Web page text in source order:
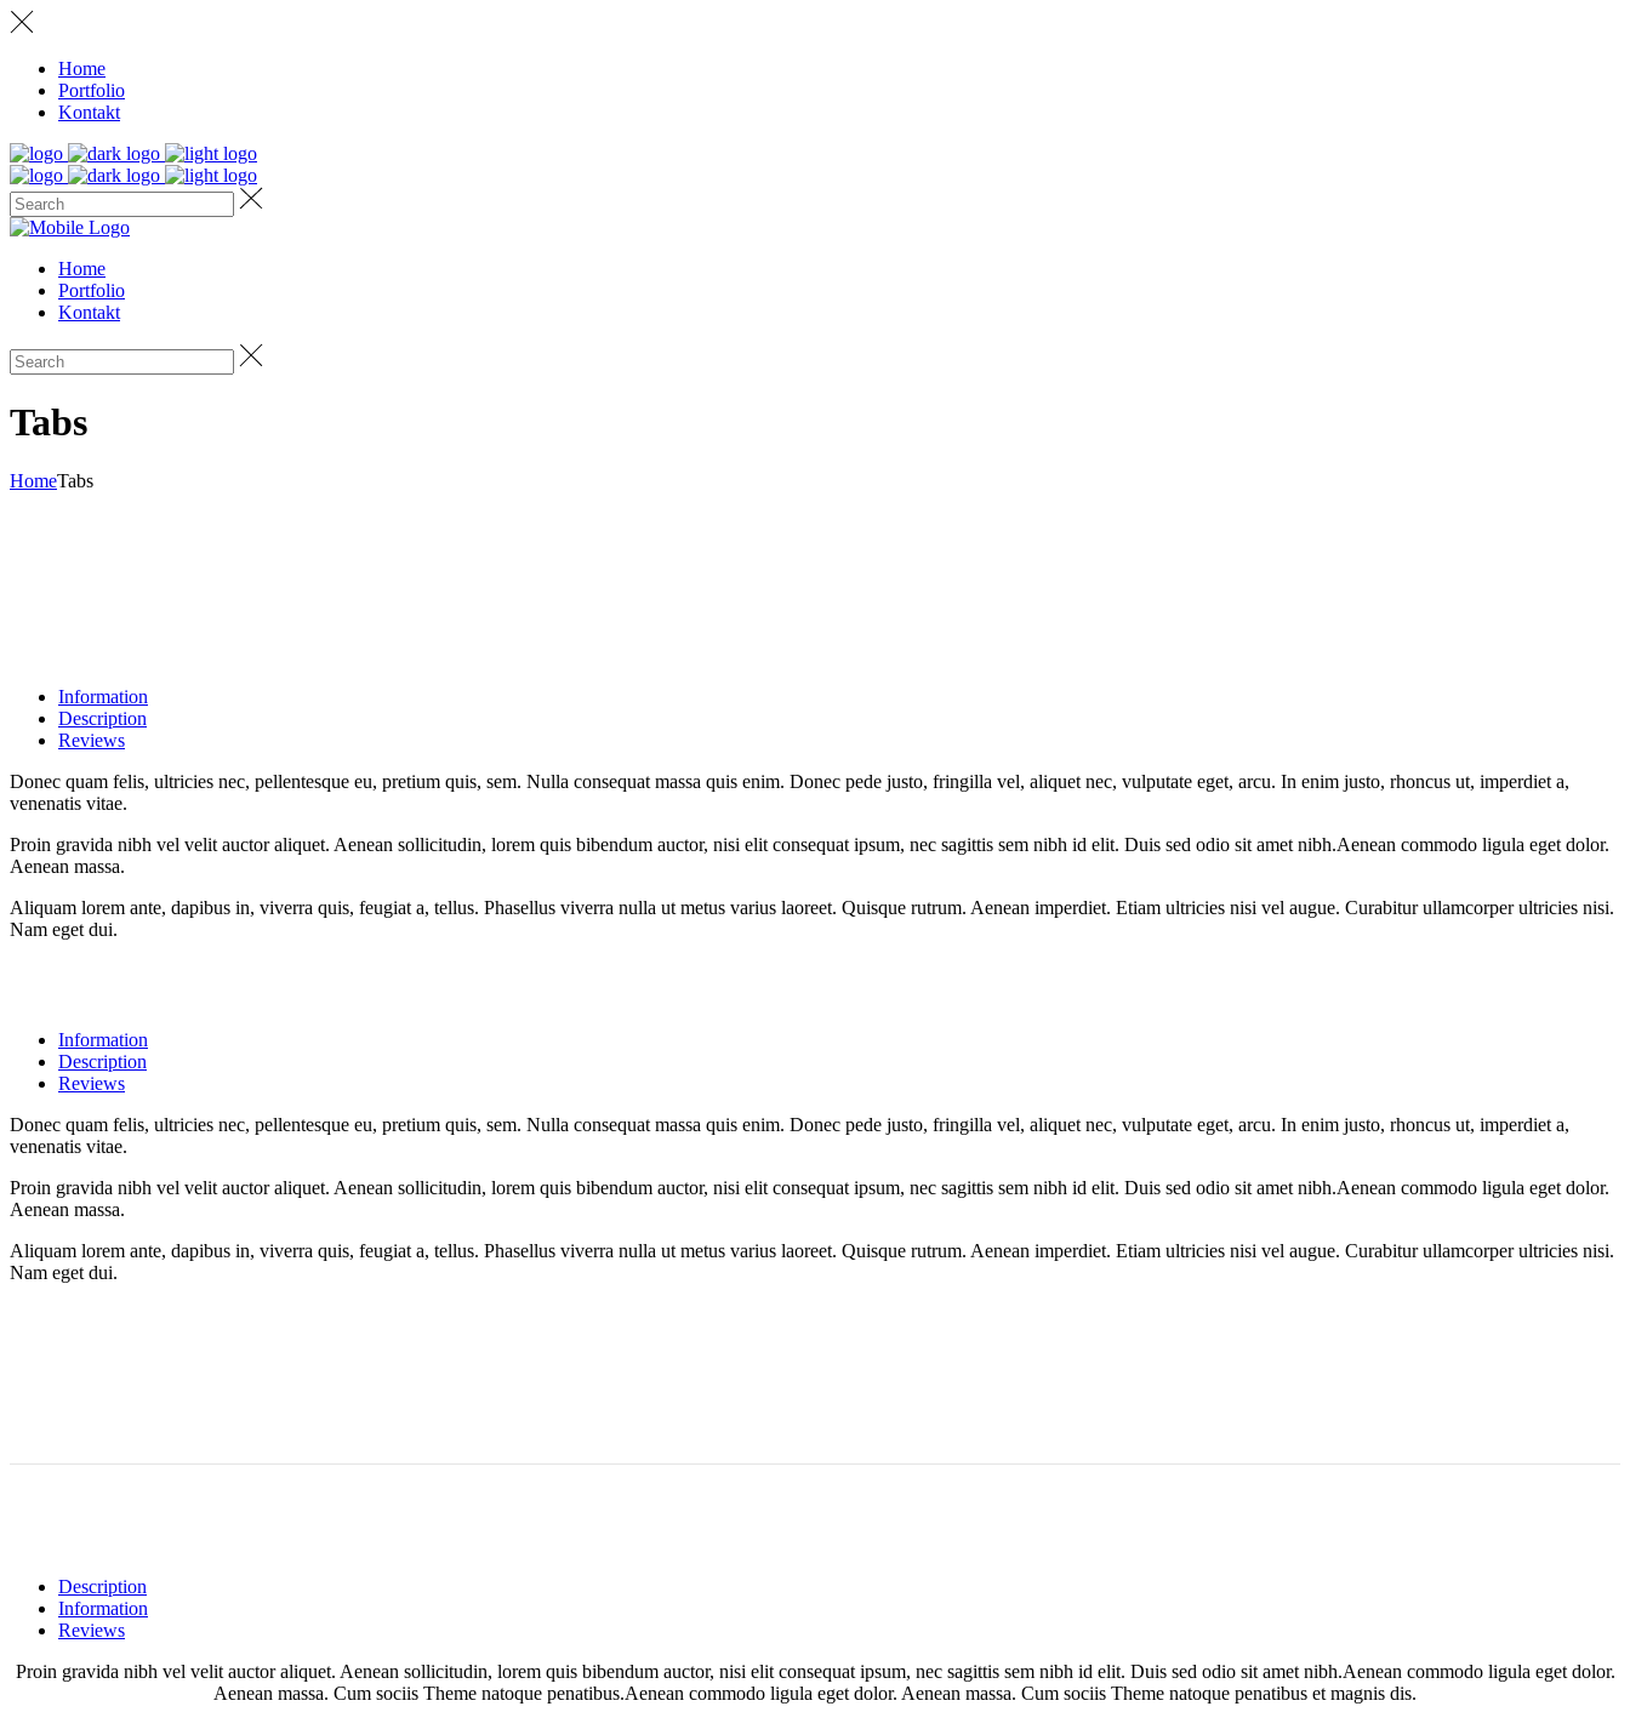
Home
Portfolio
Kontakt
Home
Portfolio
Kontakt
Tabs
HomeTabs
Information
Description
Reviews
Donec quam felis, ultricies nec, pellentesque eu, pretium quis, sem. Nulla consequat massa quis enim. Donec pede justo, fringilla vel, aliquet nec, vulputate eget, arcu. In enim justo, rhoncus ut, imperdiet a,
venenatis vitae.
Proin gravida nibh vel velit auctor aliquet. Aenean sollicitudin, lorem quis bibendum auctor, nisi elit consequat ipsum, nec sagittis sem nibh id elit. Duis sed odio sit amet nibh.Aenean commodo ligula eget dolor.
Aenean massa.
Aliquam lorem ante, dapibus in, viverra quis, feugiat a, tellus. Phasellus viverra nulla ut metus varius laoreet. Quisque rutrum. Aenean imperdiet. Etiam ultricies nisi vel augue. Curabitur ullamcorper ultricies nisi.
Nam eget dui.
Information
Description
Reviews
Donec quam felis, ultricies nec, pellentesque eu, pretium quis, sem. Nulla consequat massa quis enim. Donec pede justo, fringilla vel, aliquet nec, vulputate eget, arcu. In enim justo, rhoncus ut, imperdiet a,
venenatis vitae.
Proin gravida nibh vel velit auctor aliquet. Aenean sollicitudin, lorem quis bibendum auctor, nisi elit consequat ipsum, nec sagittis sem nibh id elit. Duis sed odio sit amet nibh.Aenean commodo ligula eget dolor.
Aenean massa.
Aliquam lorem ante, dapibus in, viverra quis, feugiat a, tellus. Phasellus viverra nulla ut metus varius laoreet. Quisque rutrum. Aenean imperdiet. Etiam ultricies nisi vel augue. Curabitur ullamcorper ultricies nisi.
Nam eget dui.
Description
Information
Reviews
Proin gravida nibh vel velit auctor aliquet. Aenean sollicitudin, lorem quis bibendum auctor, nisi elit consequat ipsum, nec sagittis sem nibh id elit. Duis sed odio sit amet nibh.Aenean commodo ligula eget dolor.
Aenean massa. Cum sociis Theme natoque penatibus.Aenean commodo ligula eget dolor. Aenean massa. Cum sociis Theme natoque penatibus et magnis dis.